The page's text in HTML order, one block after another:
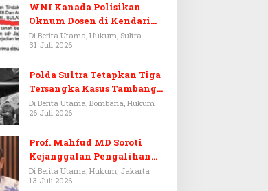
WNI Kanada Polisikan
Oknum Dosen di Kendari
Terkait Aset Puluhan Miliar
Di Berita Utama, Hukum, Sultra
31 Juli 2026
Polda Sultra Tetapkan Tiga
Tersangka Kasus Tambang
Emas Ilegal di Bombana
Di Berita Utama, Bombana, Hukum
26 Juli 2026
Prof. Mahfud MD Soroti
Kejanggalan Pengalihan
Penyelidikan Tersangka
Febrie Adriansyah
Di Berita Utama, Hukum, Jakarta
13 Juli 2026